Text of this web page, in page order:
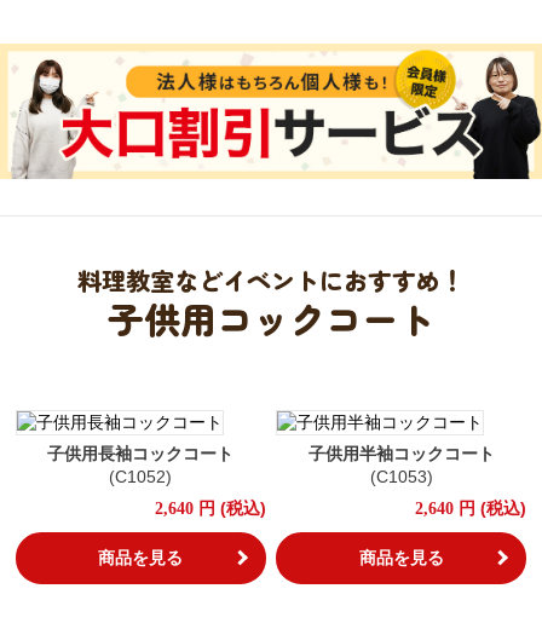
料理教室などイベントにおすすめ！
子供用コックコート
子供用長袖コックコート
(C1052)
2,640 円 (税込)
商品を見る
子供用半袖コックコート
(C1053)
2,640 円 (税込)
商品を見る